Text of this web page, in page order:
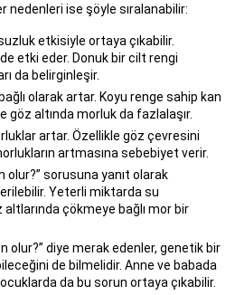
nedenleri ise şöyle sıralanabilir:
etkisiyle ortaya çıkabilir.
etki eder. Donuk bir cilt rengi
da belirginleşir.
olarak artar. Koyu renge sahip kan
göz altında morluk da fazlalaşır.
artar. Özellikle göz çevresini
artmasına sebebiyet verir.
olur?” sorusuna yanıt olarak
Yeterli miktarda su
çökmeye bağlı mor bir
olur?” diye merak edenler, genetik bir
de bilmelidir. Anne ve babada
da bu sorun ortaya çıkabilir.